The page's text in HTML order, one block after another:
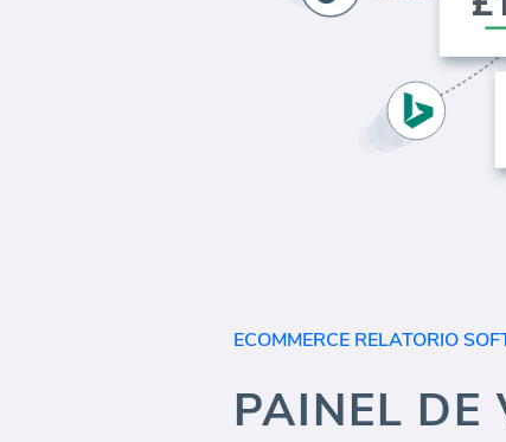
ECOMMERCE RELATORIO
PAINEL DE